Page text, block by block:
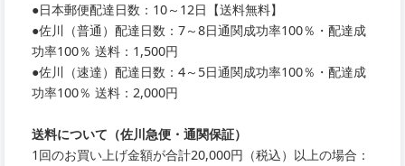
●日本郵便配達日数：10～12日【送料無料】
●佐川（普通）配達日数：7～8日通関成功率100％・配達成
功率100％ 送料：1,500円
●佐川（速達）配達日数：4～5日通関成功率100％・配達成
功率100％ 送料：2,000円
送料について（佐川急便・通関保証）
1回のお買い上げ金額が合計20,000円（税込）以上の場合：